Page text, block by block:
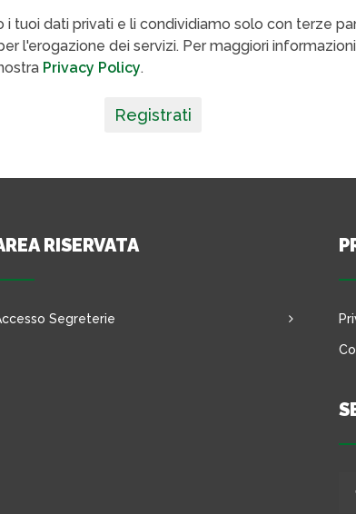
i tuoi dati privati e li condividiamo solo con terze
l'erogazione dei servizi. Per maggiori
Privacy Policy.
Registrati
RISERVATA
Segreterie